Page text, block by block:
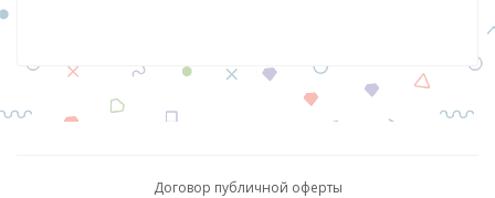
Договор публичной оферты